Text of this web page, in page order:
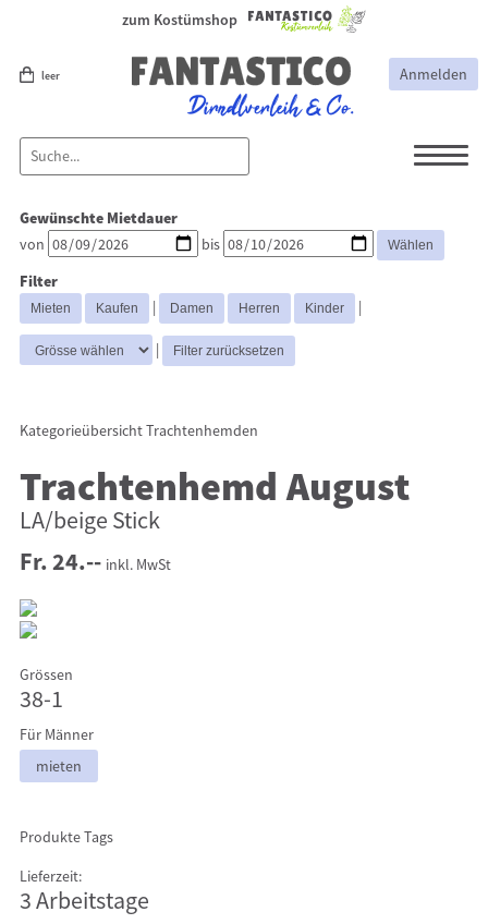
zum Kostümshop
leer Anmelden
Dirndl
Lederhosen Zubehör
Lederhosen
Kostüme
Hüte
Trachtenjacken
Trachtenhemden
Westen
Gewünschte Mietdauer
von bis
Filter
| |
|
KategorieübersichtTrachtenhemden
Trachtenhemd August
LA/beige Stick
Fr. 24.-- inkl. MwSt
Grössen
38-1
Für Männer
mieten
Produkte Tags
Lieferzeit:
3 Arbeitstage